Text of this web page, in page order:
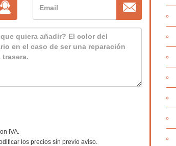
IVA.
los precios sin previo aviso.